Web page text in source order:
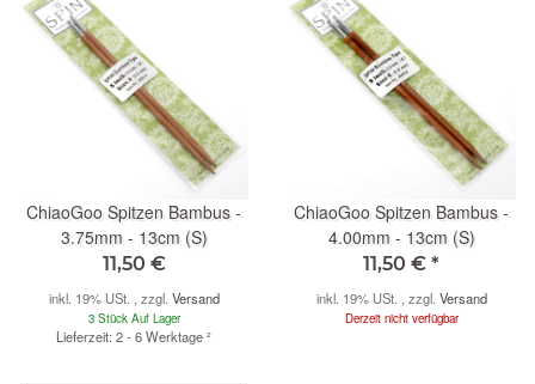
ChiaoGoo Spitzen Bambus -
3.75mm - 13cm (S)
11,50 €
inkl. 19% USt. , zzgl. Versand
3 Stück Auf Lager
Lieferzeit: 2 - 6 Werktage²
ChiaoGoo Spitzen Bambus -
4.00mm - 13cm (S)
11,50 € *
inkl. 19% USt. , zzgl. Versand
Derzeit nicht verfügbar